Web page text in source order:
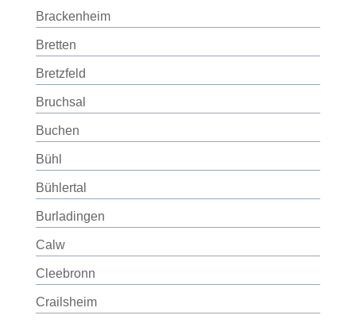
Brackenheim
Bretten
Bretzfeld
Bruchsal
Buchen
Bühl
Bühlertal
Burladingen
Calw
Cleebronn
Crailsheim